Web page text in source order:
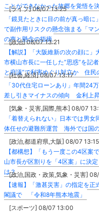
ことができなかった故郷を覚悟
[ライフ] 08/07 13:25
「鏡見たときに目の前が真っ暗
で副作用リスクの懸念強まる「
の声と懸念の指摘
[政治] 08/07 13:21
【解説】「大阪維新の次の顔に
市横山市長に一任した“思惑”を記
と府議”で利害めぐり対立か 住民
[社会,経済] 08/07 13:17
「30代住宅ローンあり」年間24
差し引きマイナスの傾向 金利上
[気象・災害,国際,熊本] 08/07
「着替えられない」日本では男
体任せの避難所運営 海外では国
[政治,都道府県,大阪] 08/07 13:15
【都構想】「もう一度この4区案
山市長が区割りを「4区案」に決
は？[政治,国政・政策,気象・災害]
【速報】「激甚災害」の指定を
閣議で 「令和8年熊本地震」
[スポーツ] 08/07 13:00